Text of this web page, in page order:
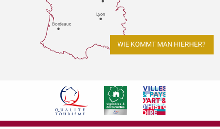
Bordeaux
Lyon
WIE KOMMT MAN HIERHER?